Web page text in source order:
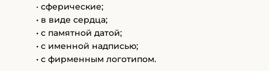
• сферические;
• в виде сердца;
• с памятной датой;
• с именной надписью;
• с фирменным логотипом.